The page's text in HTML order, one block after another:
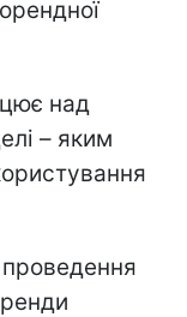
над
– яким